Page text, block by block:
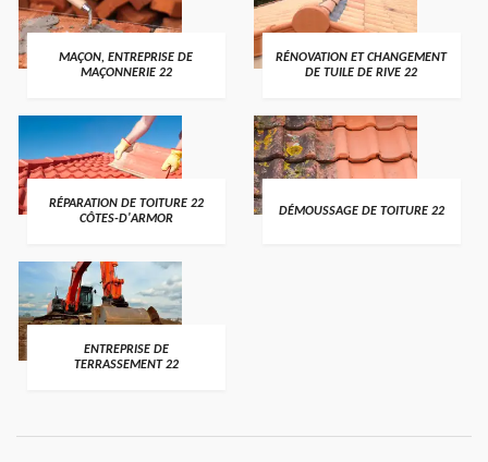
MAÇON, ENTREPRISE DE
MAÇONNERIE 22
RÉNOVATION ET CHANGEMENT
DE TUILE DE RIVE 22
RÉPARATION DE TOITURE 22
CÔTES-D'ARMOR
DÉMOUSSAGE DE TOITURE 22
ENTREPRISE DE
TERRASSEMENT 22